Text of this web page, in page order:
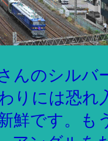
んのシルバ
りには恐れ
鮮です。も